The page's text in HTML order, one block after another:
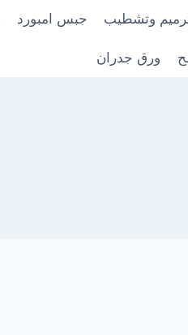
وتشطيب جبس امبورد
ورق جدران